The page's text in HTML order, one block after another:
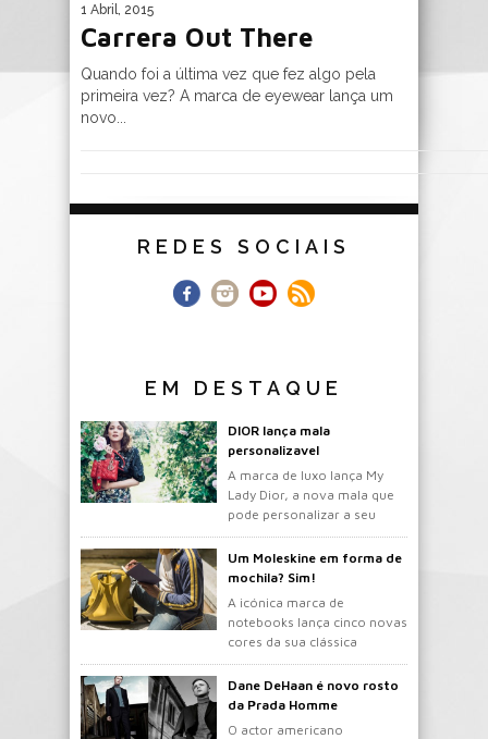
1 Abril, 2015
Carrera Out There
Quando foi a última vez que fez algo pela
primeira vez? A marca de eyewear lança um
novo...
REDES SOCIAIS
EM DESTAQUE
DIOR lança mala
personalizavel
A marca de luxo lança My
Lady Dior, a nova mala que
pode personalizar a seu
gosto.
Um Moleskine em forma de
mochila? Sim!
A icónica marca de
notebooks lança cinco novas
cores da sua clássica
mochila.
Dane DeHaan é novo rosto
da Prada Homme
O actor americano